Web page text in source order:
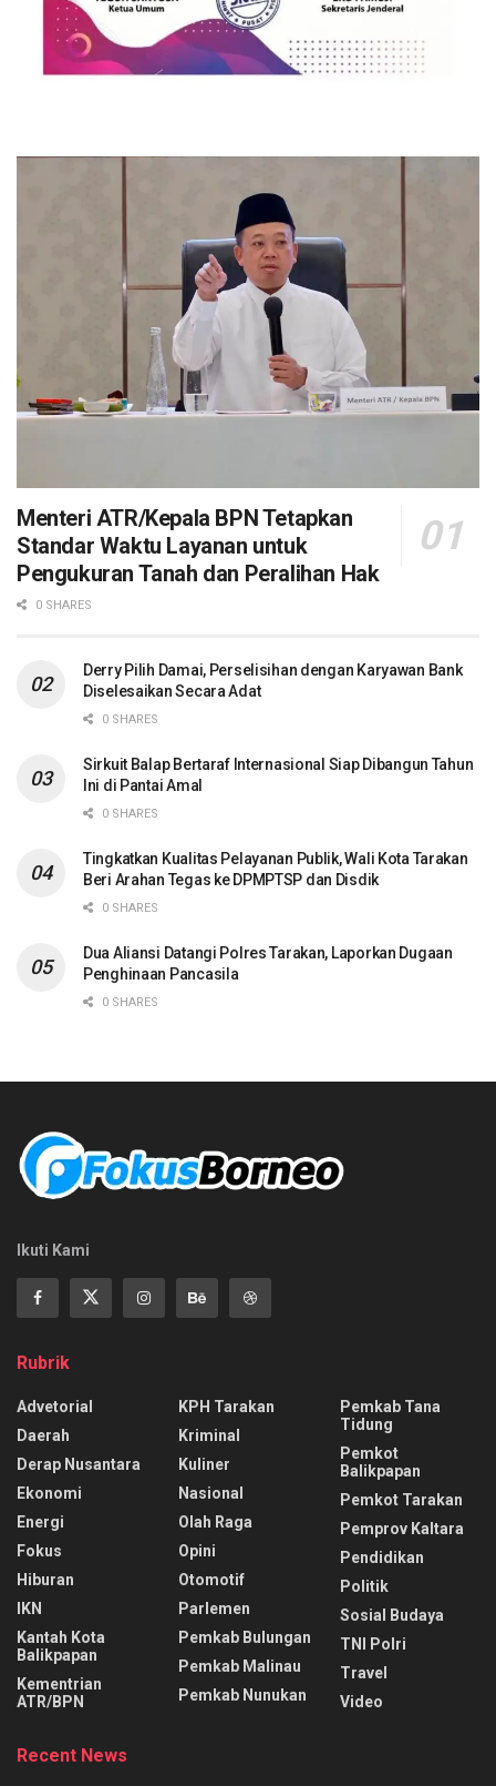
Menteri ATR/Kepala BPN Tetapkan
Standar Waktu Layanan untuk
Pengukuran Tanah dan Peralihan Hak
0 SHARES
Derry Pilih Damai, Perselisihan dengan Karyawan Bank
Diselesaikan Secara Adat
0 SHARES
Sirkuit Balap Bertaraf Internasional Siap Dibangun Tahun
Ini di Pantai Amal
0 SHARES
Tingkatkan Kualitas Pelayanan Publik, Wali Kota Tarakan
Beri Arahan Tegas ke DPMPTSP dan Disdik
0 SHARES
Dua Aliansi Datangi Polres Tarakan, Laporkan Dugaan
Penghinaan Pancasila
0 SHARES
Ikuti Kami
Rubrik
Advetorial
Daerah
Derap Nusantara
Ekonomi
Energi
Fokus
Hiburan
IKN
Kantah Kota
Balikpapan
Kementrian
ATR/BPN
KPH Tarakan
Kriminal
Kuliner
Nasional
Olah Raga
Opini
Otomotif
Parlemen
Pemkab Bulungan
Pemkab Malinau
Pemkab Nunukan
Pemkab Tana
Tidung
Pemkot
Balikpapan
Pemkot Tarakan
Pemprov Kaltara
Pendidikan
Politik
Sosial Budaya
TNI Polri
Travel
Video
Recent News